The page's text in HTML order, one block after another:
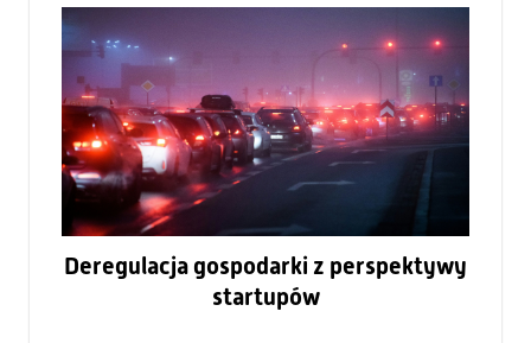
Deregulacja gospodarki z perspektywy
startupów